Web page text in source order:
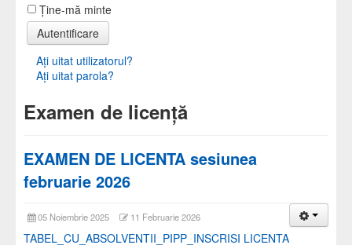
Ţine-mă minte
Autentificare
Aţi uitat utilizatorul?
Aţi uitat parola?
Examen de licență
EXAMEN DE LICENTA sesiunea
februarie 2026
05 Noiembrie 2025 11 Februarie 2026
TABEL_CU_ABSOLVENTII_PIPP_INSCRISI LICENTA